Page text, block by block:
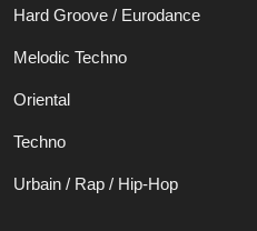
Hard Groove / Eurodance
Melodic Techno
Oriental
Techno
Urbain / Rap / Hip-Hop